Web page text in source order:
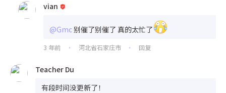
vian
@Gmc别催了别催了 真的太忙了
3 年前 • 河北省石家庄市 • 回复
Teacher Du
有段时间没更新了！